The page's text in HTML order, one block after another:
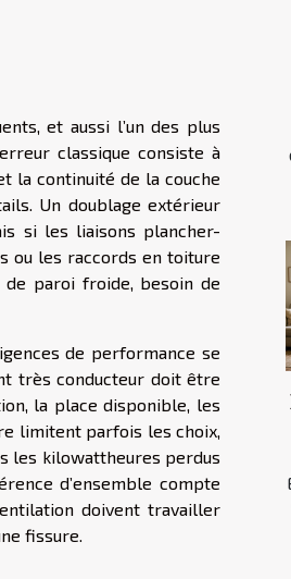
et aussi l’un des plus
classique consiste à
la continuité de la couche
Un doublage extérieur
si les liaisons plancher-
ou les raccords en toiture
paroi froide, besoin de
de performance se
très conducteur doit être
la place disponible, les
limitent parfois les choix,
les kilowattheures perdus
d’ensemble compte
doivent travailler
fissure.